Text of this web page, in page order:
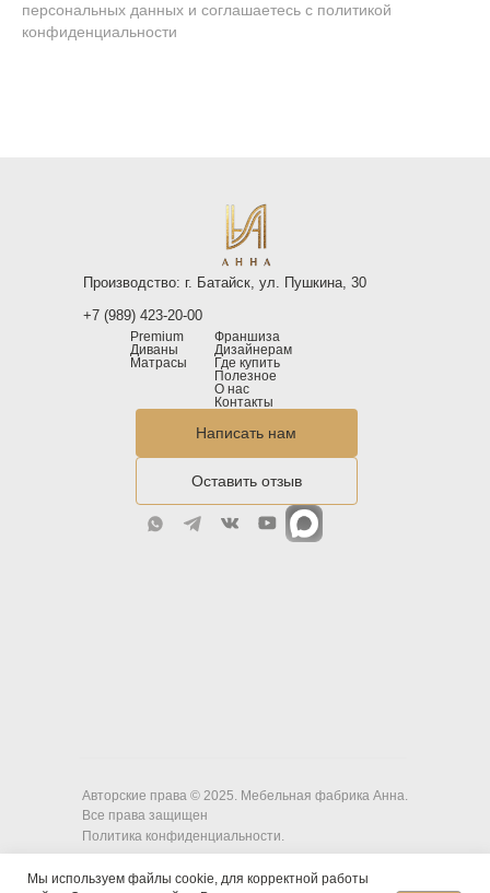
персональных данных и соглашаетесь c политикой
конфиденциальности
Мы используем файлы cookie, для корректной работы
Производство: г. Батайск, ул. Пушкина, 30
+7 (989) 423-20-00
Premium
Диваны
Матрасы
Франшиза
Дизайнерам
Где купить
Полезное
О нас
Контакты
Написать нам
Оставить отзыв
Авторские права © 2025. Мебельная фабрика Анна.
Все права защищен
Политика конфиденциальности.